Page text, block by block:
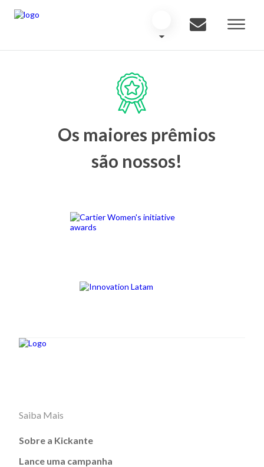
Os maiores prêmios
são nossos!
Saiba Mais
Sobre a Kickante
Lance uma campanha